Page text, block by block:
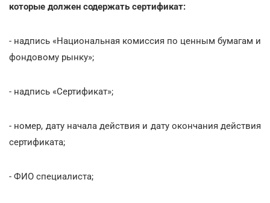
которые должен содержать сертификат:
- надпись «Национальная комиссия по ценным бумагам и
фондовому рынку»;
- надпись «Сертификат»;
- номер, дату начала действия и дату окончания действия
сертификата;
- ФИО специалиста;